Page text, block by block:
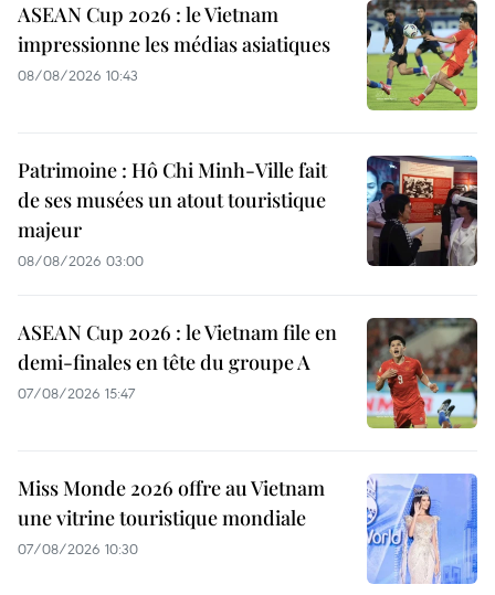
ASEAN Cup 2026 : le Vietnam
impressionne les médias asiatiques
08/08/2026 10:43
Patrimoine : Hô Chi Minh-Ville fait
de ses musées un atout touristique
majeur
08/08/2026 03:00
ASEAN Cup 2026 : le Vietnam file en
demi-finales en tête du groupe A
07/08/2026 15:47
Miss Monde 2026 offre au Vietnam
une vitrine touristique mondiale
07/08/2026 10:30